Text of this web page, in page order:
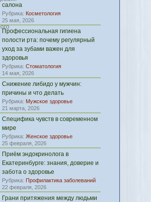
салона
Рубрика: Косметология
25 мая, 2026
Профессиональная гигиена
полости рта: почему регулярный
уход за зубами важен для
здоровья
Рубрика: Стоматология
14 мая, 2026
Снижение либидо у мужчин:
причины и что делать
Рубрика: Мужское здоровье
21 марта, 2026
Специфика чувств в современном
мире
Рубрика: Женское здоровье
25 февраля, 2026
Приём эндокринолога в
Екатеринбурге: знания, доверие и
забота о здоровье
Рубрика: Профилактика заболеваний
22 февраля, 2026
Грани притяжения между людьми